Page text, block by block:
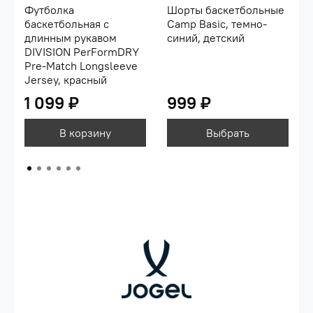
Футболка
баскетбольная с
длинным рукавом
DIVISION PerFormDRY
Pre-Match Longsleeve
Jersey, красный
1 099 ₽
В корзину
Шорты баскетбольные
Camp Basic, темно-
синий, детский
999 ₽
Выбрать